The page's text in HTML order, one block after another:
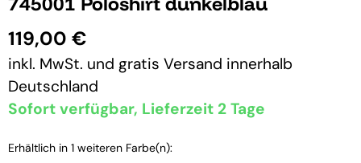
119,00 €
inkl. MwSt. und gratis Versand innerhalb
Deutschland
Sofort verfügbar, Lieferzeit 2 Tage
Erhältlich in 1 weiteren Farbe(n):